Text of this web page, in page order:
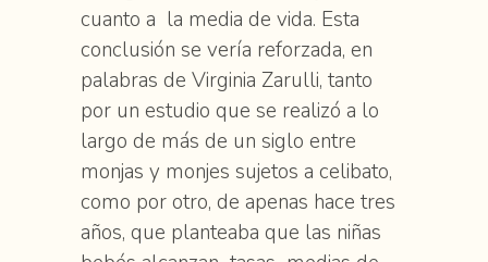
cuanto a la media de vida. Esta
conclusión se vería reforzada, en
palabras de Virginia Zarulli, tanto
por un estudio que se realizó a lo
largo de más de un siglo entre
monjas y monjes sujetos a celibato,
como por otro, de apenas hace tres
años, que planteaba que las niñas